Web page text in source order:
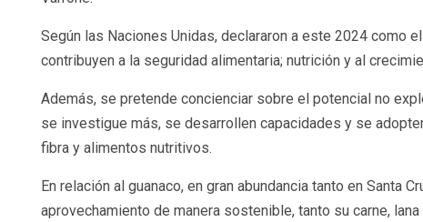
Según las Naciones Unidas, declararon a este 2024 como
contribuyen a la seguridad alimentaria; nutrición y al
Además, se pretende concienciar sobre el potencial no
se investigue más, se desarrollen capacidades y se
fibra y alimentos nutritivos.
En relación al guanaco, en gran abundancia tanto en
aprovechamiento de manera sostenible, tanto su carne,